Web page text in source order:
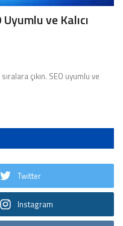
Uyumlu ve Kalıcı
çıkın. SEO uyumlu ve
Twitter
Instagram